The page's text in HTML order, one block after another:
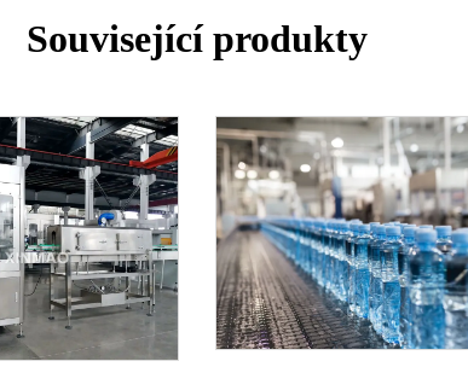
Související produkty